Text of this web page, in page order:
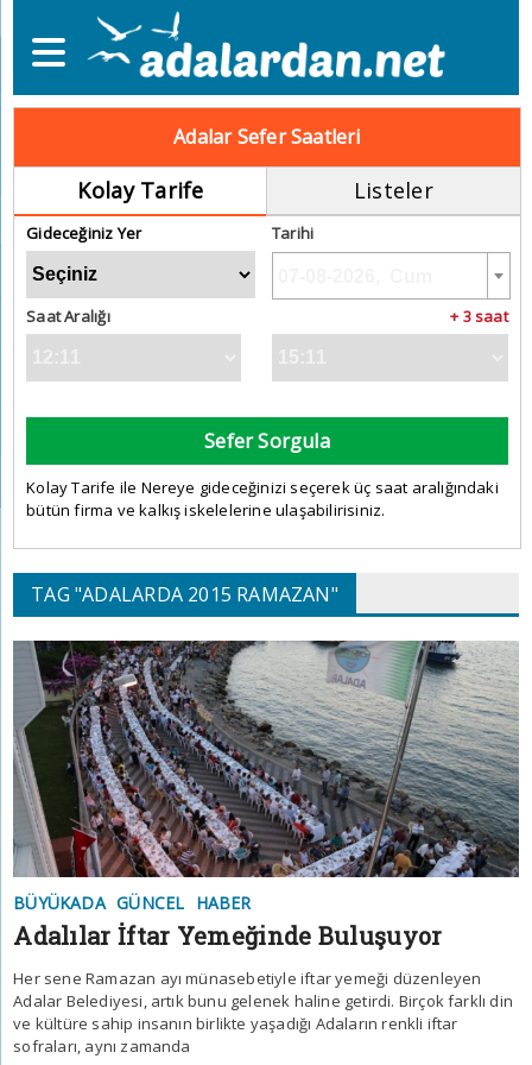
Adalar Sefer Saatleri
Kolay Tarife Listeler
Gideceğiniz Yer Tarihi
Saat Aralığı + 3 saat
Sefer Sorgula
Kolay Tarife ile Nereye gideceğinizi seçerek üç saat aralığındaki
bütün firma ve kalkış iskelelerine ulaşabilirisiniz.
TAG "ADALARDA 2015 RAMAZAN"
BÜYÜKADA GÜNCEL HABER
Adalılar İftar Yemeğinde Buluşuyor
Her sene Ramazan ayı münasebetiyle iftar yemeği düzenleyen
Adalar Belediyesi, artık bunu gelenek haline getirdi. Birçok farklı din
ve kültüre sahip insanın birlikte yaşadığı Adaların renkli iftar
sofraları, aynı zamanda